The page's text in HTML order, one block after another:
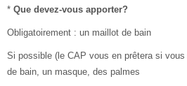
* Que devez-vous apporter?
Obligatoirement : un maillot de bain
Si possible (le CAP vous en prêtera si
de bain, un masque, des palmes